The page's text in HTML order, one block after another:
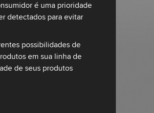
é uma prioridade
detectados para evitar
possibilidades de
em sua linha de
de seus produtos